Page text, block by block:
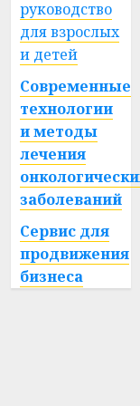
руководство
для взрослых
и детей
Современные
технологии
и методы
лечения
заболеваний
Сервис для
продвижения
бизнеса